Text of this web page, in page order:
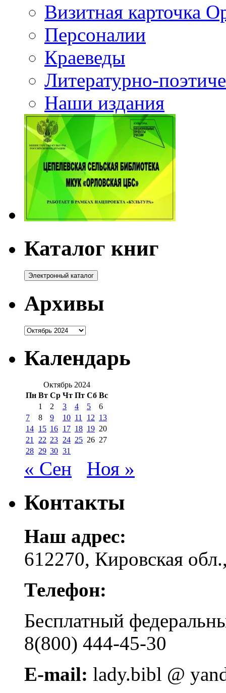
Визитная карточка
Персоналии
Краеведы
Литературно-
Наши издания
Каталог книг
Архивы
Архивы
Календарь
Октябрь 2024
Пн Вт Ср Чт Пт Сб Вс
1
2 3 4 5
6
7
8 9 10 11 12 13
14 15 16 17 18 19 20
21
22 23 24 25 26 27
28 29 30 31
« Сен Ноя »
Контакты
Наш адрес:
612270, Кировская
Телефон:
Бесплатный
8(800) 444-45-30
E-mail: lady.bibl @